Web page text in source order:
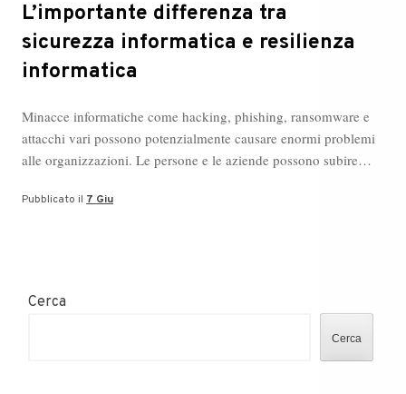
L’importante differenza tra
sicurezza informatica e resilienza
informatica
Minacce informatiche come hacking, phishing, ransomware e
attacchi vari possono potenzialmente causare enormi problemi
alle organizzazioni. Le persone e le aziende possono subire…
Pubblicato il 7 Giu
Cerca
Cerca